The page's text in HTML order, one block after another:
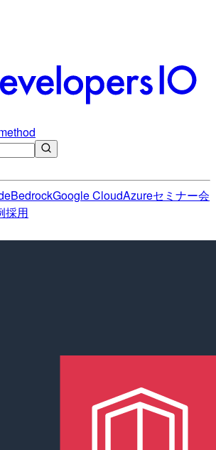
BedrockGoogle CloudAzureセミナー会
採用